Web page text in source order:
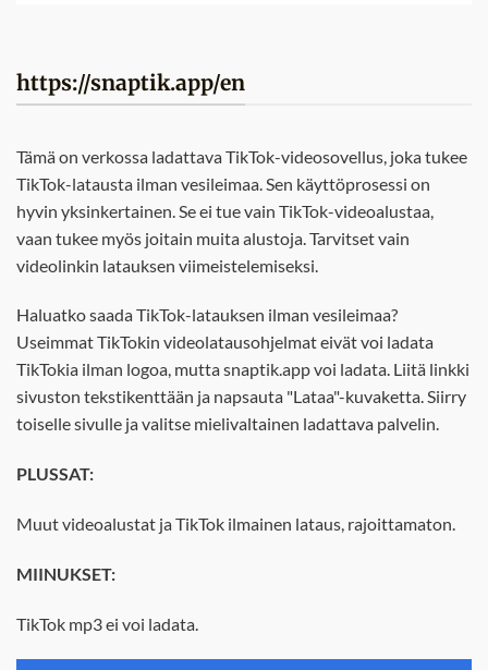
https://snaptik.app/en
Tämä on verkossa ladattava TikTok-videosovellus, joka tukee
TikTok-latausta ilman vesileimaa. Sen käyttöprosessi on
hyvin yksinkertainen. Se ei tue vain TikTok-videoalustaa,
vaan tukee myös joitain muita alustoja. Tarvitset vain
videolinkin latauksen viimeistelemiseksi.
Haluatko saada TikTok-latauksen ilman vesileimaa?
Useimmat TikTokin videolatausohjelmat eivät voi ladata
TikTokia ilman logoa, mutta snaptik.app voi ladata. Liitä linkki
sivuston tekstikenttään ja napsauta "Lataa"-kuvaketta. Siirry
toiselle sivulle ja valitse mielivaltainen ladattava palvelin.
PLUSSAT:
Muut videoalustat ja TikTok ilmainen lataus, rajoittamaton.
MIINUKSET:
TikTok mp3 ei voi ladata.